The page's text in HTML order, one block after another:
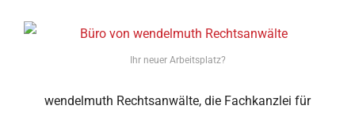
Ihr neuer Arbeitsplatz?
wendelmuth Rechtsanwälte, die Fachkanzlei für